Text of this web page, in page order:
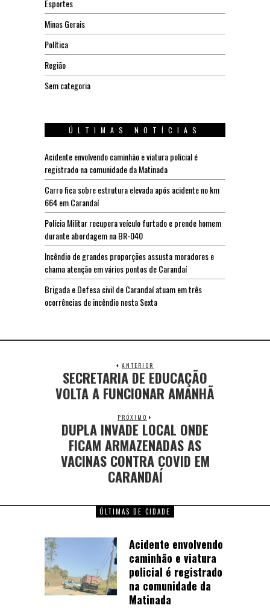
Esportes
Minas Gerais
Política
Região
Sem categoria
ÚLTIMAS NOTÍCIAS
Acidente envolvendo caminhão e viatura policial é
registrado na comunidade da Matinada
Carro fica sobre estrutura elevada após acidente no km
664 em Carandaí
Polícia Militar recupera veículo furtado e prende homem
durante abordagem na BR-040
Incêndio de grandes proporções assusta moradores e
chama atenção em vários pontos de Carandaí
Brigada e Defesa civil de Carandaí atuam em três
ocorrências de incêndio nesta Sexta
ANTERIOR
SECRETARIA DE EDUCAÇÃO
VOLTA A FUNCIONAR AMANHÃ
PRÓXIMO
DUPLA INVADE LOCAL ONDE
FICAM ARMAZENADAS AS
VACINAS CONTRA COVID EM
CARANDAÍ
ÚLTIMAS DE CIDADE
Acidente envolvendo
caminhão e viatura
policial é registrado
na comunidade da
Matinada